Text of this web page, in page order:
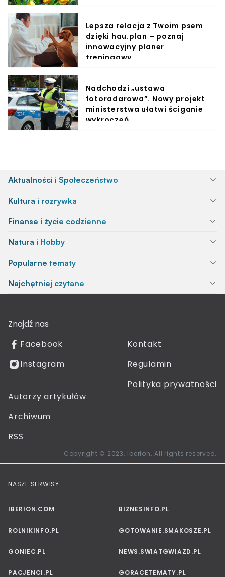
Lepsza relacja z Twoim psem
dzięki hau.plan – poznaj
innowacyjny planer
treningowy
Nadchodzi „ustawa
fotoradarowa”. Nowy projekt
ministerstwa ułatwi ściganie
wykroczeń
Aktualności i Społeczeństwo
Kultura i rozrywka
Finanse i życie codzienne
Natura i Hobby
Popularne tematy
Najchętniej czytane
Znajdź nas
Facebook
Instagram
Kontakt
Regulamin
Polityka prywatności
Autorzy artykułów
Archiwum
RSS
Copyright © 2023. Iberion. All rights reserved.
NASZE SERWISY:
IBERION.COM BIZNESINFO.PL
ROLNIKINFO.PL GOTOWANIE.SMAKOSZE.PL
GONIEC.PL NEWS.SWIATGWIAZD.PL
PACJENCI.PL GORACETEMATY.PL